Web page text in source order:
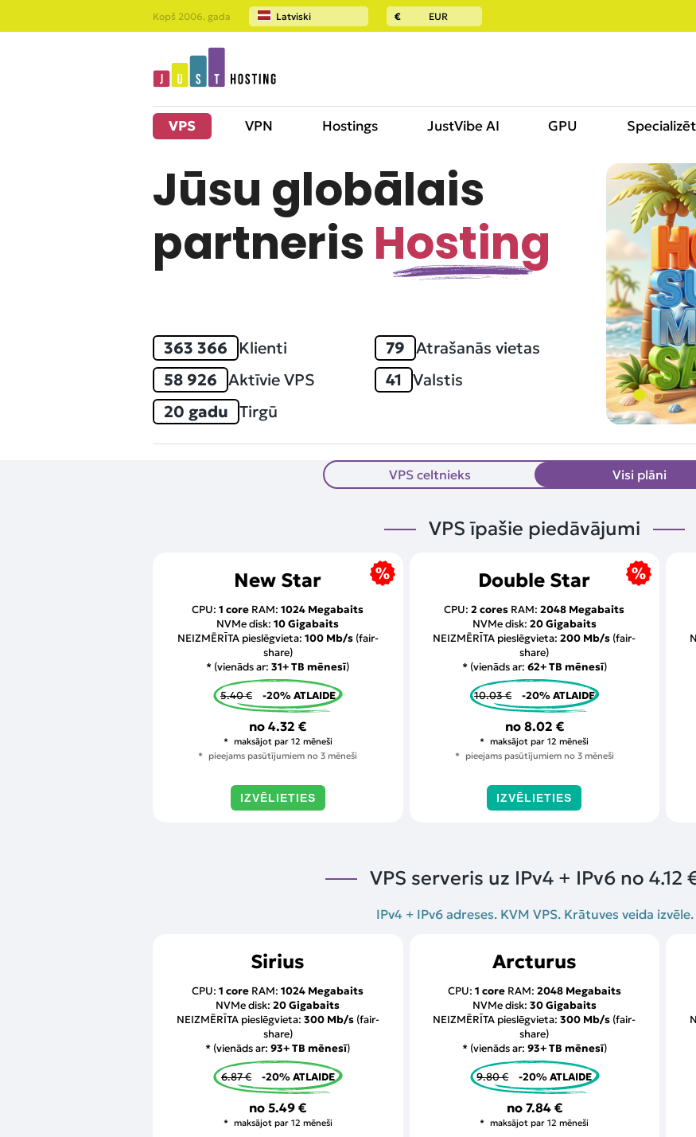
Kopš 2006. gada Latviski € EUR
VPS VPN Hostings JustVibe AI GPU
Jūsu globālais
partneris Hosting
363 366 Klienti 79 Atrašanās vietas
58 926 Aktīvie VPS 41 Valstis
20 gadu Tirgū
VPS celtnieks Visi plāni
VPS īpašie piedāvājumi
New Star
CPU:1 core RAM:1024 Megabaits
NVMe disk:10 Gigabaits
NEIZMĒRĪTA pieslēgvieta: 100 Mb/s(fair-
share)
* (vienāds ar:31+ TB mēnesī)
5.40 € -20% ATLAIDE
no4.32 €
maksājot par 12 mēneši
pieejams pasūtījumiem no 3 mēneši
IZVĒLIETIES
Double Star
CPU:2 cores RAM:2048 Megabaits
NVMe disk: 20 Gigabaits
NEIZMĒRĪTA pieslēgvieta:200 Mb/s (fair-
share)
* (vienāds ar: 62+ TB mēnesī)
10.03 € -20% ATLAIDE
no 8.02 €
maksājot par 12 mēneši
pieejams pasūtījumiem no 3 mēneši
IZVĒLIETIES
VPS serveris uz IPv4 + IPv6 no 4.12
IPv4 + IPv6 adreses. KVM VPS. Krātuves veida izvēle.
Sirius
CPU:1 core RAM:1024 Megabaits
NVMe disk:20 Gigabaits
NEIZMĒRĪTA pieslēgvieta: 300 Mb/s(fair-
share)
* (vienāds ar:93+ TB mēnesī)
6.87 € -20% ATLAIDE
no5.49 €
maksājot par 12 mēneši
Arcturus
CPU: 1 coreRAM: 2048 Megabaits
NVMe disk: 30 Gigabaits
NEIZMĒRĪTA pieslēgvieta:300 Mb/s (fair-
share)
* (vienāds ar: 93+ TB mēnesī)
9.80 € -20% ATLAIDE
no 7.84 €
maksājot par 12 mēneši